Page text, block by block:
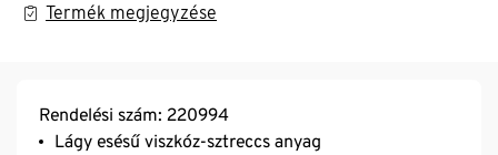
Termék megjegyzése
Rendelési szám: 220994
Lágy esésű viszkóz-sztreccs anyag